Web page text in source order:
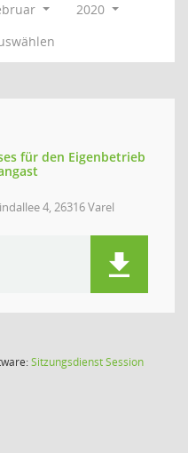
2020
für den Eigenbetrieb
4, 26316 Varel
SitzungsdienstSession(Wird in